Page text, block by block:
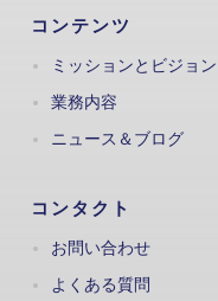
コンテンツ
ミッションとビジョン
業務内容
ニュース＆ブログ
コンタクト
お問い合わせ
よくある質問